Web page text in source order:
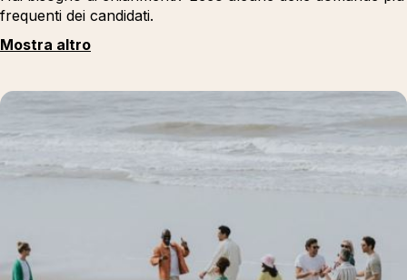
frequenti dei candidati.
Mostra altro